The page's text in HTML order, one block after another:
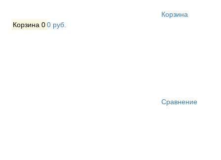
Корзина
Корзина 00 руб.
Сравнение